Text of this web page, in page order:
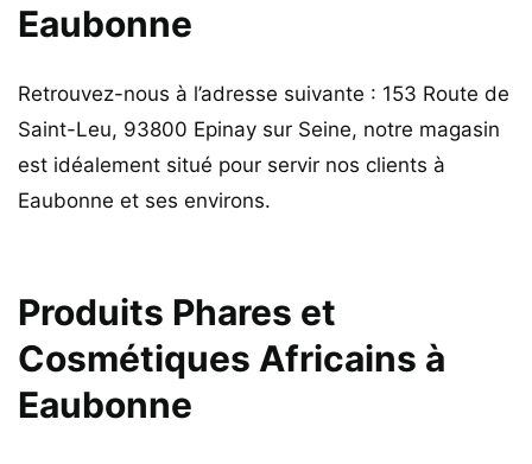
Eaubonne
Retrouvez-nous à l’adresse suivante : 153 Route de
Saint-Leu, 93800 Epinay sur Seine, notre magasin
est idéalement situé pour servir nos clients à
Eaubonne et ses environs.
Produits Phares et
Cosmétiques Africains à
Eaubonne